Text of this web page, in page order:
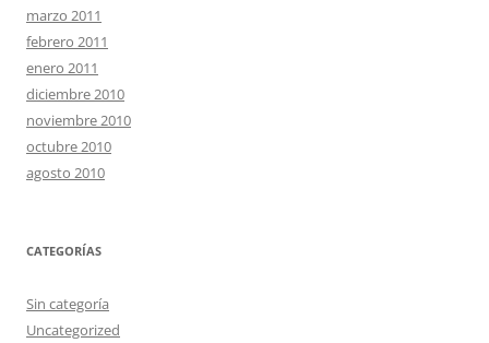
marzo 2011
febrero 2011
enero 2011
diciembre 2010
noviembre 2010
octubre 2010
agosto 2010
CATEGORÍAS
Sin categoría
Uncategorized